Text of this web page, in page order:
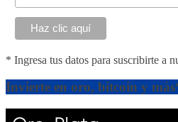
* Ingresa tus datos para suscribirte a
Invierte en oro, bitcoin y